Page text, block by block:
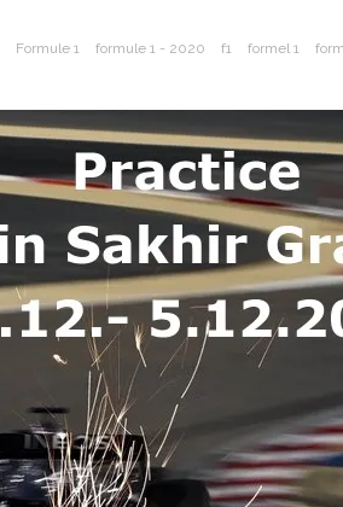
Formule 1 formule 1 - 2020 f1 formel 1